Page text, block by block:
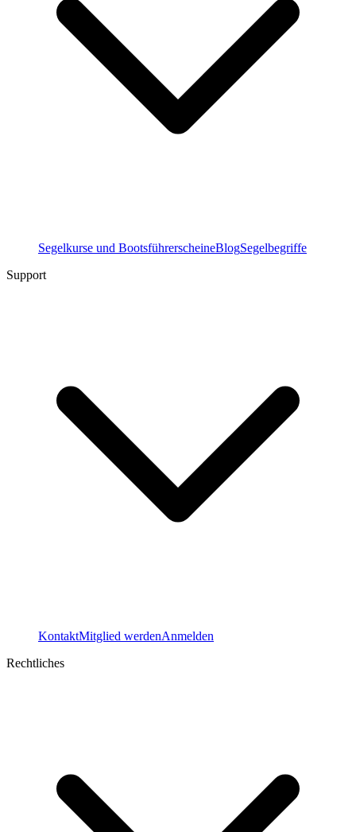
Segelkurse und BootsführerscheineBlogSegelbegriffe
Support
KontaktMitglied werdenAnmelden
Rechtliches